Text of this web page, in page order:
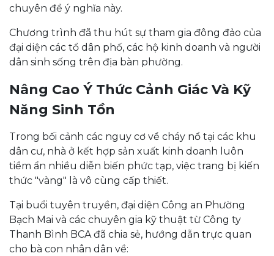
chuyên đề ý nghĩa này.
Chương trình đã thu hút sự tham gia đông đảo của
đại diện các tổ dân phố, các hộ kinh doanh và người
dân sinh sống trên địa bàn phường.
Nâng Cao Ý Thức Cảnh Giác Và Kỹ
Năng Sinh Tồn
Trong bối cảnh các nguy cơ về cháy nổ tại các khu
dân cư, nhà ở kết hợp sản xuất kinh doanh luôn
tiềm ẩn nhiều diễn biến phức tạp, việc trang bị kiến
thức "vàng" là vô cùng cấp thiết.
Tại buổi tuyên truyền, đại diện Công an Phường
Bạch Mai và các chuyên gia kỹ thuật từ Công ty
Thanh Bình BCA đã chia sẻ, hướng dẫn trực quan
cho bà con nhân dân về: